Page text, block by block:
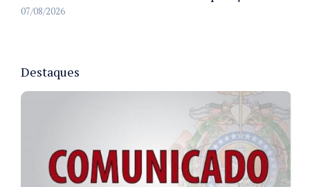
07/08/2026
Destaques